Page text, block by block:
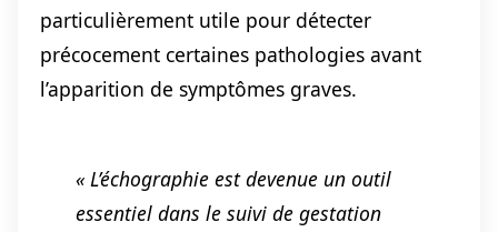
particulièrement utile pour détecter
précocement certaines pathologies avant
l’apparition de symptômes graves.
« L’échographie est devenue un outil
essentiel dans le suivi de gestation